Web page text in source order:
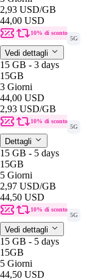
2,93 USD/GB
44,00 USD
10% di sconto
5G
Vedi dettagli
15 GB - 3 days
15GB
3 Giorni
44,00 USD
2,93 USD/GB
10% di sconto
5G
Dettagli
15 GB - 5 days
15GB
5 Giorni
2,97 USD/GB
44,50 USD
10% di sconto
5G
Vedi dettagli
15 GB - 5 days
15GB
5 Giorni
44,50 USD